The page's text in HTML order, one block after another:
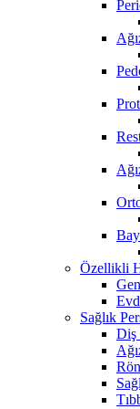
Özellikli
Sağlık
Diş